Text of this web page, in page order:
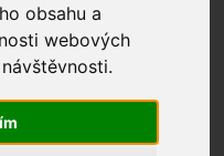
obsahu a
webových